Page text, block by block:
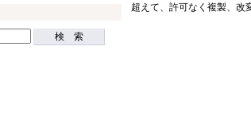
検 索
超えて、許可なく複製、改